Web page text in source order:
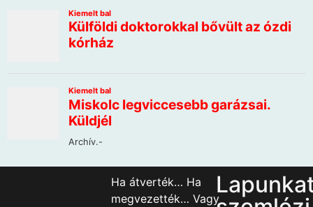
Ha átverték… Ha
megvezették… Vagy